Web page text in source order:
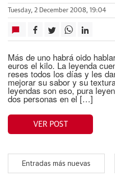
Tuesday, 2 December 2008, 19:04
Más de uno habrá oido
euros el kilo. La leyenda
reses todos los días y les
mejorar su sabor y su
leyendas son eso, pura
dos personas en el […]
VER POST
Entradas más nuevas